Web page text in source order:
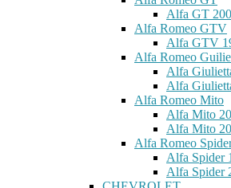
Alfa GT
Alfa Romeo GTV
Alfa GTV
Alfa Romeo
Alfa
Alfa
Alfa Romeo Mito
Alfa Mito
Alfa Mito
Alfa Romeo
Alfa Spider
Alfa Spider